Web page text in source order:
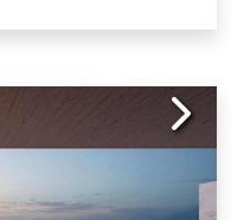
På
och
Next